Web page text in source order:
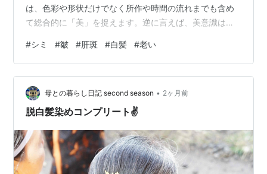
は、色彩や形状だけでなく所作や時間の流れまでも含め
て総合的に「美」を捉えます。逆に言えば、美意識は単
総合的な「感じ方の癖」といえます 増々わからん🥴 あた
くしの周りでは、エステに通う・高価な化粧品を使う・
白髪を放っておかない・ 皺やシミ、たるみを除去す
る・・・etc そぉ言う事に時間と銭をかけるおなごが美意
識が高いと言われておます。 そのどれもが、あたくしに
#シミ #皺 #肝斑 #白髪 #老い
母との暮らし日記 second season • 2ヶ月前
脱白髪染めコンプリート✌